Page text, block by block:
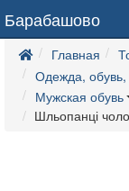
Барабашово
Главная
Одежда, обувь,
Мужская обувь
Шльопанці